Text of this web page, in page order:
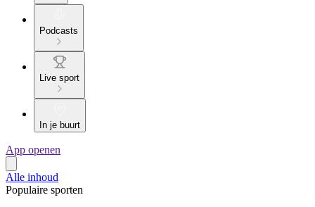
Podcasts
Live sport
In je buurt
App openen
Alle inhoud
Populaire sporten